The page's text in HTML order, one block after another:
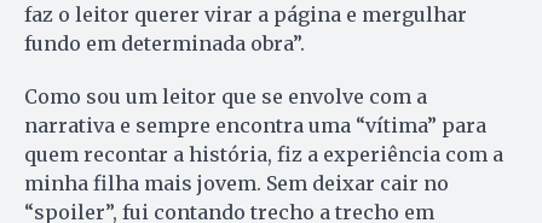
faz o leitor querer virar a página e mergulhar
fundo em determinada obra”.
Como sou um leitor que se envolve com a
narrativa e sempre encontra uma “vítima” para
quem recontar a história, fiz a experiência com a
minha filha mais jovem. Sem deixar cair no
“spoiler”, fui contando trecho a trecho em